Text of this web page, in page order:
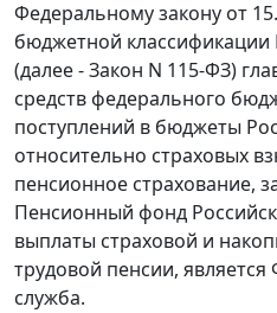
Федеральному закону от
бюджетной
(далее -Закон N 115-ФЗ)
средств федерального
поступлений в бюджеты
относительно страховых
пенсионное страхование,
Пенсионный фонд
выплаты страховой и
трудовой пенсии,
служба.